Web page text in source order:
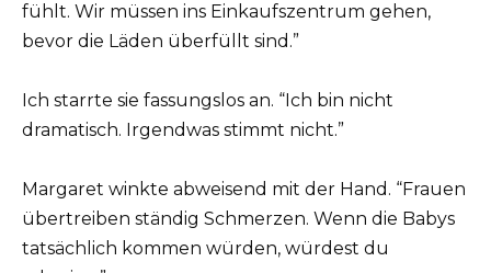
fühlt. Wir müssen ins Einkaufszentrum gehen,
bevor die Läden überfüllt sind.”
Ich starrte sie fassungslos an. “Ich bin nicht
dramatisch. Irgendwas stimmt nicht.”
Margaret winkte abweisend mit der Hand. “Frauen
übertreiben ständig Schmerzen. Wenn die Babys
tatsächlich kommen würden, würdest du